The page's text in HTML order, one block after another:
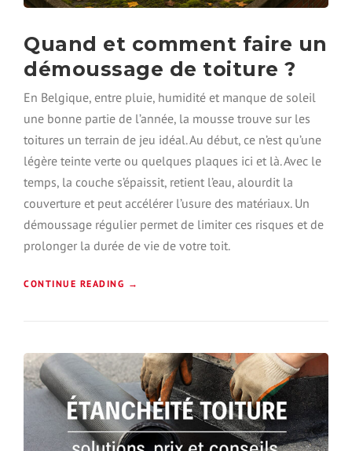
N
B
Î
M
À
B
U
X
E
L
E
S
,
R
É
P
A
R
Quand et comment faire un
démoussage de toiture ?
En Belgique, entre pluie, humidité et manque de soleil
une bonne partie de l’année, la mousse trouve sur les
toitures un terrain de jeu idéal. Au début, ce n’est qu’une
légère teinte verte ou quelques plaques ici et là. Avec le
temps, la couche s’épaissit, retient l’eau, alourdit la
couverture et peut accélérer l’usure des matériaux. Un
démoussage régulier permet de limiter ces risques et de
prolonger la durée de vie de votre toit.
CONTINUE READING «
D
E
T
C
O
→